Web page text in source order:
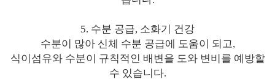
5. 수분 공급, 소화기 건강
수분이 많아 신체 수분 공급에 도움이 되고,
식이섬유와 수분이 규칙적인 배변을 도와 변비를 예방할
수 있습니다.